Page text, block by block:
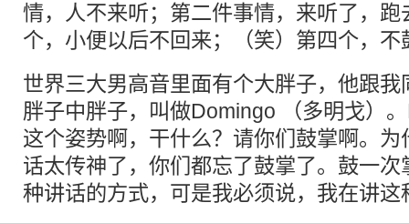
情，人不来听；第二件事情，来听了，
个，小便以后不回来；（笑）第四个，
世界三大男高音里面有个大胖子，他跟
胖子中胖子，叫做Domingo （多明戈）
这个姿势啊，干什么？请你们鼓掌啊。
话太传神了，你们都忘了鼓掌了。鼓一
种讲话的方式，可是我必须说，我在讲这